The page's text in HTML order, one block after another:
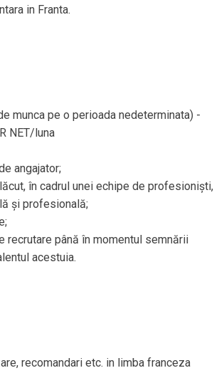
in Franta.
munca pe o perioada nedeterminata) -
NET/luna
angajator;
în cadrul unei echipe de profesioniști,
și profesională;
până în momentul semnării
acestuia.
recomandari etc. in limba franceza